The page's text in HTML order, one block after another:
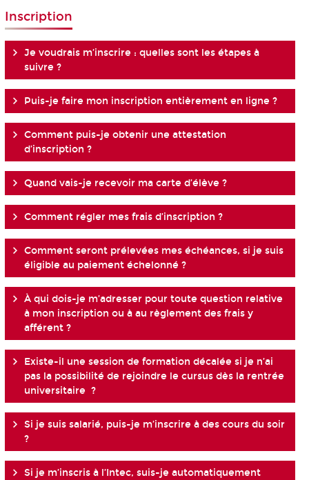
Inscription
Je voudrais m’inscrire : quelles sont les étapes à
suivre ?
Puis-je faire mon inscription entièrement en ligne ?
Comment puis-je obtenir une attestation
d’inscription ?
Quand vais-je recevoir ma carte d’élève ?
Comment régler mes frais d’inscription ?
Comment seront prélevées mes échéances, si je suis
éligible au paiement échelonné ?
À qui dois-je m’adresser pour toute question relative
à mon inscription ou à au règlement des frais y
afférent ?
Existe-il une session de formation décalée si je n’ai
pas la possibilité de rejoindre le cursus dès la rentrée
universitaire ?
Si je suis salarié, puis-je m’inscrire à des cours du soir
?
Si je m’inscris à l’Intec, suis-je automatiquement